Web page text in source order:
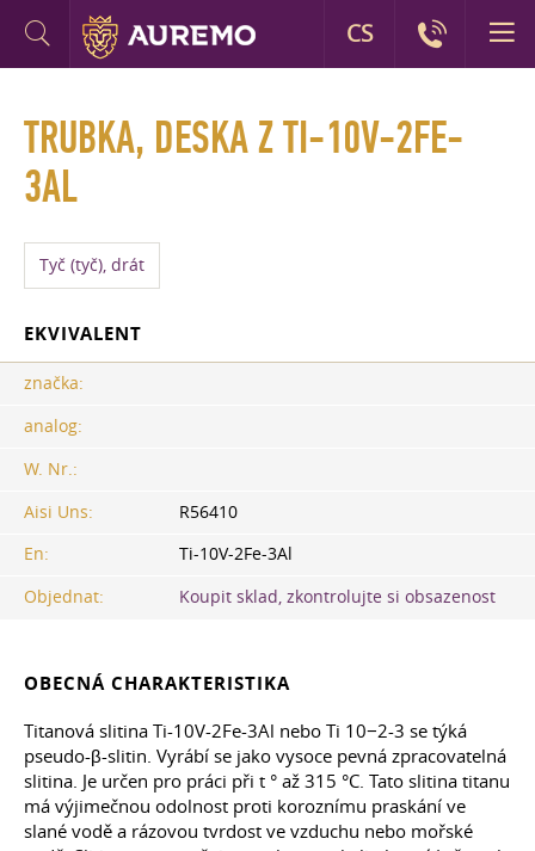
TRUBKA, DESKA Z TI-10V-2FE-
3AL
Tyč (tyč), drát
EKVIVALENT
značka:
analog:
W. Nr.:
Aisi Uns:
R56410
En:
Ti-10V-2Fe-3Al
Objednat:
Koupit sklad, zkontrolujte si obsazenost
OBECNÁ CHARAKTERISTIKA
Titanová slitina Ti-10V-2Fe-3Al nebo Ti 10−2-3 se týká
pseudo-β-slitin. Vyrábí se jako vysoce pevná zpracovatelná
slitina. Je určen pro práci při t ° až 315 °C. Tato slitina titanu
má výjimečnou odolnost proti koroznímu praskání ve
slané vodě a rázovou tvrdost ve vzduchu nebo mořské
CS